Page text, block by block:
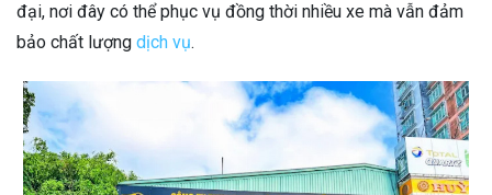
đại, nơi đây có thể phục vụ đồng thời nhiều xe mà vẫn đảm
bảo chất lượng dịch vụ.